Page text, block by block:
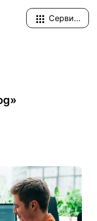
Сервисы